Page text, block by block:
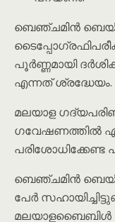
ബെഞ്ചമിൻ
പൂർണ്ണമായി
എന്നത് ശ്രദ്ധേയം.
മലയാള
ഗവേഷണത്തിൽ
പരിശോധിക്കേണ്ട
ബെഞ്ചമിൻ
പേർ
മലയാളബൈബിൾ